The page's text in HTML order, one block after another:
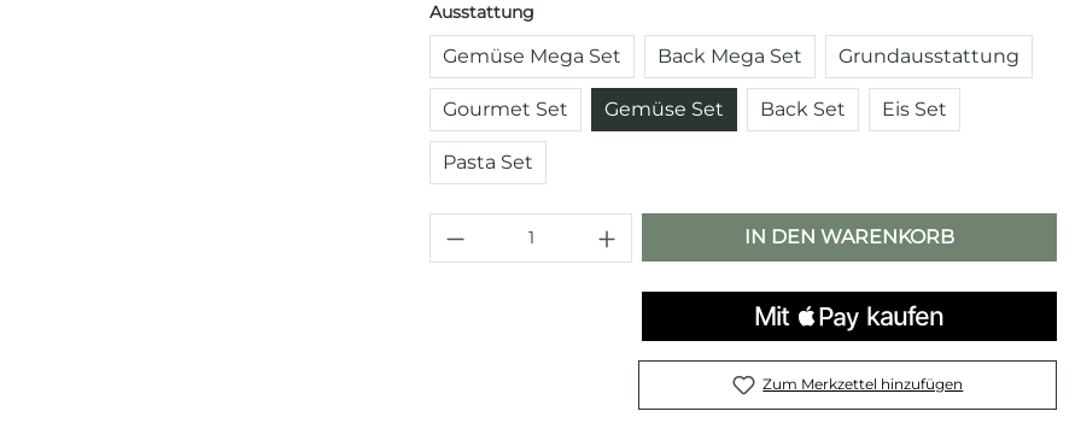
Ausstattung
Gemüse Mega Set Back Mega Set Grundausstattung
Gourmet Set Gemüse Set Back Set Eis Set
Pasta Set
Produkt Anzahl: Gib den gewünschten
IN DEN WARENKORB
Zum Merkzettel hinzufügen